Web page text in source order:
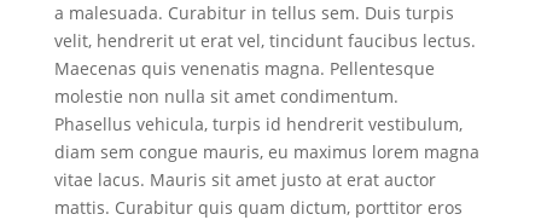
a malesuada. Curabitur in tellus sem. Duis turpis
velit, hendrerit ut erat vel, tincidunt faucibus lectus.
Maecenas quis venenatis magna. Pellentesque
molestie non nulla sit amet condimentum.
Phasellus vehicula, turpis id hendrerit vestibulum,
diam sem congue mauris, eu maximus lorem magna
vitae lacus. Mauris sit amet justo at erat auctor
mattis. Curabitur quis quam dictum, porttitor eros